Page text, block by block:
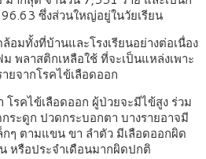
ซึ่งส่วนใหญ่อยู่ในวัยเรียน
มทั้งที่บ้านและโรงเรียนอย่างต่อเนื่อง
พลาสติกเหลือใช้ ที่จะเป็นแหล่งเพาะ
ยจากโรคไข้เลือดออก
รคไข้เลือดออก ผู้ป่วยจะมีไข้สูง ร่วม
ระดูก ปวดกระบอกตา บางรายอาจมี
ๆ ตามแขน ขา ลําตัว มีเลือดออกผิด
หรือประจำเดือนมากผิดปกติ